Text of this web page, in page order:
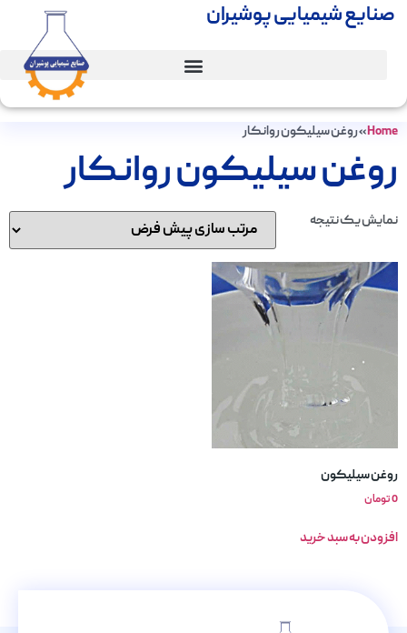
صنایع شیمیایی پوشیران
Home
»روغن سیلیکون روانکار
روغن سیلیکون روانکار
نمایش یک نتیجه
روغن سیلیکون
0تومان
افزودن به سبد خرید